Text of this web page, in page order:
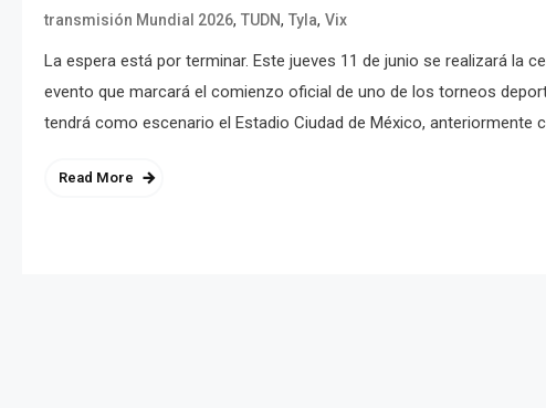
transmisión Mundial 2026, TUDN, Tyla, Vix
La espera está por terminar. Este jueves 11 de junio se realizará la
evento que marcará el comienzo oficial de uno de los torneos
tendrá como escenario el Estadio Ciudad de México, anteriormente
Read More